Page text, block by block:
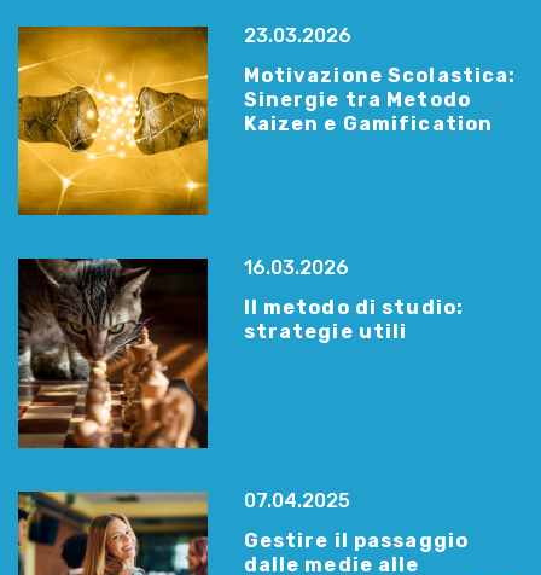
23.03.2026
Motivazione Scolastica:
Sinergie tra Metodo
Kaizen e Gamification
16.03.2026
Il metodo di studio:
strategie utili
07.04.2025
Gestire il passaggio
dalle medie alle